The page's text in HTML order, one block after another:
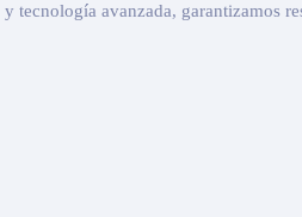
tecnología avanzada, garantizamos